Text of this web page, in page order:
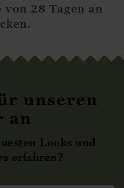
28 Tagen an
unseren
an
Looks und
erfahren?